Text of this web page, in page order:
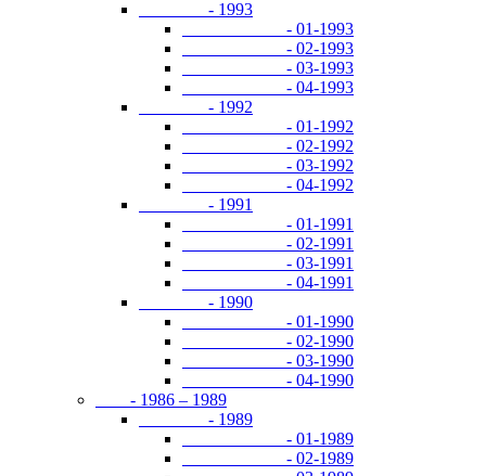
- 1993
- 01-1993
- 02-1993
- 03-1993
- 04-1993
- 1992
- 01-1992
- 02-1992
- 03-1992
- 04-1992
- 1991
- 01-1991
- 02-1991
- 03-1991
- 04-1991
- 1990
- 01-1990
- 02-1990
- 03-1990
- 04-1990
- 1986 – 1989
- 1989
- 01-1989
- 02-1989